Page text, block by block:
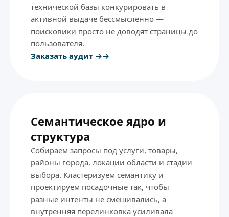
технической базы конкурировать в
активной выдаче бессмысленно —
поисковики просто не доводят страницы до
пользователя.
Заказать аудит →
Семантическое ядро и
структура
Собираем запросы под услуги, товары,
районы города, локации области и стадии
выбора. Кластеризуем семантику и
проектируем посадочные так, чтобы
разные интенты не смешивались, а
внутренняя перелинковка усиливала